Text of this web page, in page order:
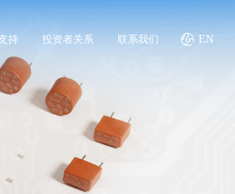
EN
持 投资者关系 联系我们